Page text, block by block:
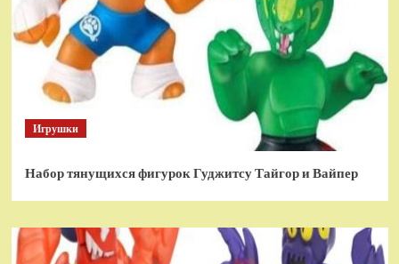
Игрушки
Набор тянущихся фигурок Гуджитсу Тайгор и Вайпер